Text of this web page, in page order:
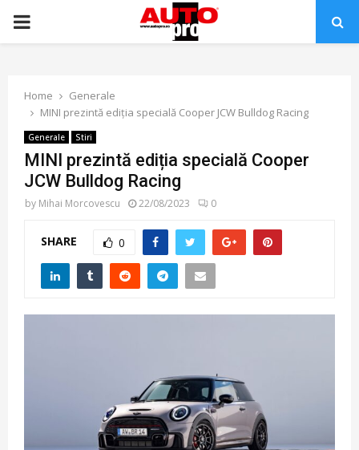
PRIMARY
Home
Generale
MINI prezintă ediția specială Cooper JCW Bulldog Racing
Generale Stiri
MINI prezintă ediția specială Cooper
JCW Bulldog Racing
by Mihai Morcovescu 22/08/2023 0
SHARE 0